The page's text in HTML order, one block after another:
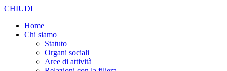
CHIUDI
Home
Chi siamo
Statuto
Organi sociali
Aree di attività